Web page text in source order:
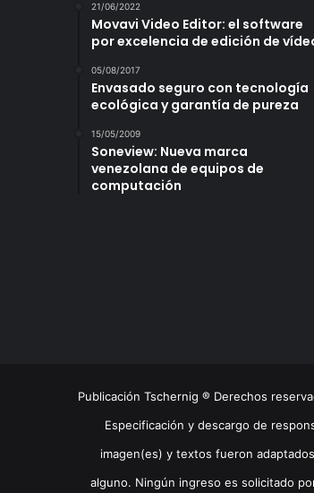
21/06/2022
Movavi Video Editor: el software
por excelencia de edición de
05/08/2017
Envasado seguro con tecnología
ecológica y garantía de pureza
15/05/2009
Soneview: Nueva marca
venezolana de equipos de
computación
Publicación Tschernig ® Derechos
Especificación y descargo de
imagen(es) y textos fueron
alguno. Ningún ingreso es solicitado